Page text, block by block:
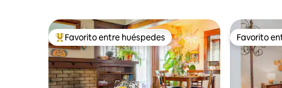
Favorito entre huéspedes preferido
Favorito entre huéspedes Favorito
Favorito